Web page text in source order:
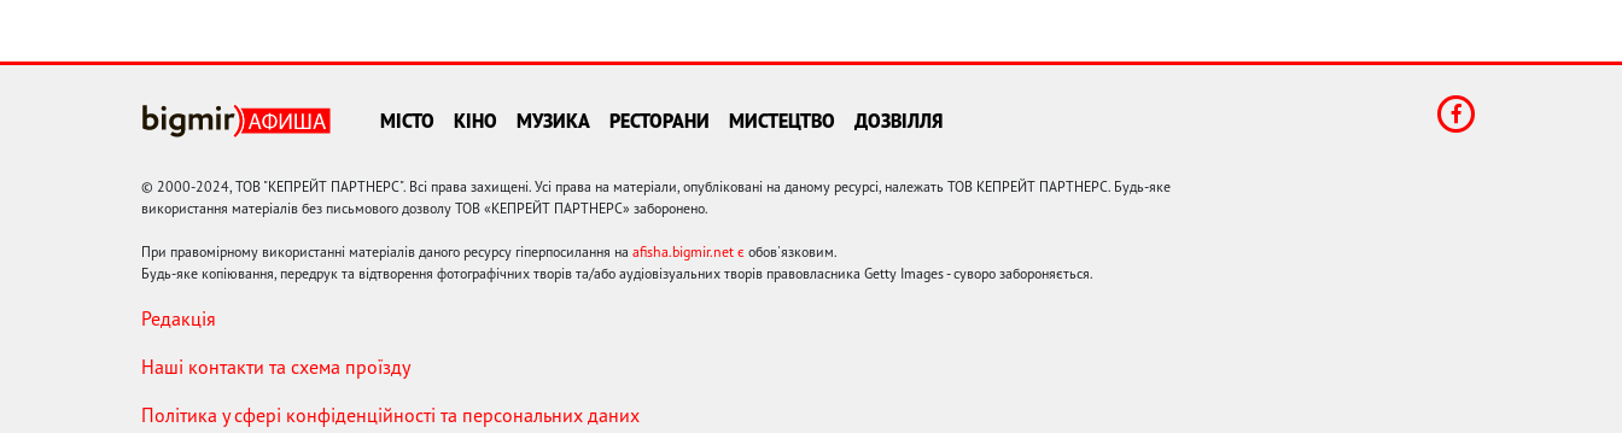
МІСТО КІНО МУЗИКА РЕСТОРАНИ МИСТЕЦТВО ДОЗВІЛЛЯ
© 2000-2024, ТОВ "КЕПРЕЙТ ПАРТНЕРС". Всі права захищені. Усі права на матеріали, опубліковані на даному ресурсі, належать ТОВ КЕПРЕЙТ ПАРТНЕРС. Будь-яке
використання матеріалів без письмового дозволу ТОВ «КЕПРЕЙТ ПАРТНЕРС» заборонено.
При правомірному використанні матеріалів даного ресурсу гіперпосилання на afisha.bigmir.net є обов'язковим.
Будь-яке копіювання, передрук та відтворення фотографічних творів та/або аудіовізуальних творів правовласника Getty Images - суворо забороняється.
Редакція
Наші контакти та схема проїзду
Політика у сфері конфіденційності та персональних даних